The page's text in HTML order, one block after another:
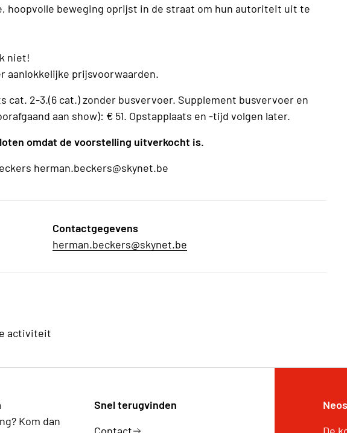
hoopvolle beweging oprijst in de straat om hun autoriteit uit te
niet!
aanlokkelijke prijsvoorwaarden.
cat. 2-3.(6 cat.) zonder busvervoer. Supplement busvervoer en
aan show): € 51. Opstapplaats en -tijd volgen later.
omdat de voorstelling uitverkocht is.
herman.beckers@skynet.be
Contactgegevens
herman.beckers@skynet.be
activiteit
Kom dan
Snel terugvinden